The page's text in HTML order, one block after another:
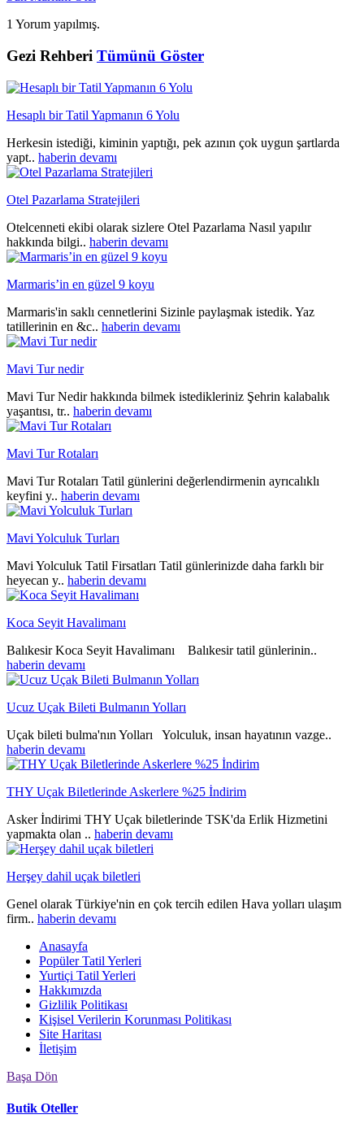
1 Yorum yapılmış.
Gezi Rehberi Tümünü Göster
Hesaplı bir Tatil Yapmanın 6 Yolu
Herkesin istediği, kiminin yaptığı, pek azının çok uygun şartlarda
yapt.. haberin devamı
Otel Pazarlama Stratejileri
Otelcenneti ekibi olarak sizlere Otel Pazarlama Nasıl yapılır
hakkında bilgi.. haberin devamı
Marmaris’in en güzel 9 koyu
Marmaris'in saklı cennetlerini Sizinle paylaşmak istedik. Yaz
tatillerinin en &c.. haberin devamı
Mavi Tur nedir
Mavi Tur Nedir hakkında bilmek istedikleriniz Şehrin kalabalık
yaşantısı, tr.. haberin devamı
Mavi Tur Rotaları
Mavi Tur Rotaları Tatil günlerini değerlendirmenin ayrıcalıklı
keyfini y.. haberin devamı
Mavi Yolculuk Turları
Mavi Yolculuk Tatil Firsatları Tatil günlerinizde daha farklı bir
heyecan y.. haberin devamı
Koca Seyit Havalimanı
Balıkesir Koca Seyit Havalimanı Balıkesir tatil günlerinin..
haberin devamı
Ucuz Uçak Bileti Bulmanın Yolları
Uçak bileti bulma'nın Yolları Yolculuk, insan hayatının vazge..
haberin devamı
THY Uçak Biletlerinde Askerlere %25 İndirim
Asker İndirimi THY Uçak biletlerinde TSK'da Erlik Hizmetini
yapmakta olan .. haberin devamı
Herşey dahil uçak biletleri
Genel olarak Türkiye'nin en çok tercih edilen Hava yolları ulaşım
firm.. haberin devamı
Anasayfa
Popüler Tatil Yerleri
Yurtiçi Tatil Yerleri
Hakkımızda
Gizlilik Politikası
Kişisel Verilerin Korunması Politikası
Site Haritası
İletişim
Başa Dön
Butik Oteller